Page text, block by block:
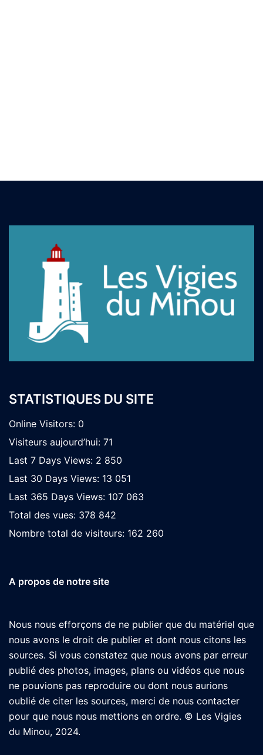
STATISTIQUES DU SITE
Online Visitors: 0
Visiteurs aujourd’hui: 71
Last 7 Days Views: 2 850
Last 30 Days Views: 13 051
Last 365 Days Views: 107 063
Total des vues: 378 842
Nombre total de visiteurs: 162 260
A propos de notre site
Nous nous efforçons de ne publier que du matériel que
nous avons le droit de publier et dont nous citons les
sources. Si vous constatez que nous avons par erreur
publié des photos, images, plans ou vidéos que nous
ne pouvions pas reproduire ou dont nous aurions
oublié de citer les sources, merci de nous contacter
pour que nous nous mettions en ordre. © Les Vigies
du Minou, 2024.